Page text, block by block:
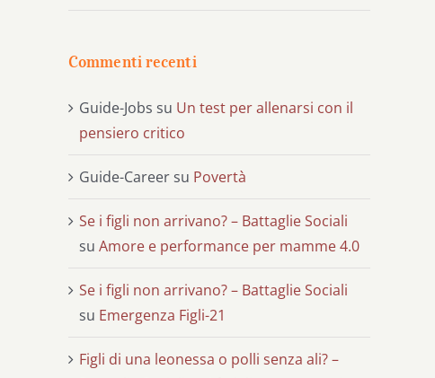
Commenti recenti
Guide-Jobs su Un test per allenarsi con il
pensiero critico
Guide-Career su Povertà
Se i figli non arrivano? – Battaglie Sociali
su Amore e performance per mamme 4.0
Se i figli non arrivano? – Battaglie Sociali
su Emergenza Figli-21
Figli di una leonessa o polli senza ali? –